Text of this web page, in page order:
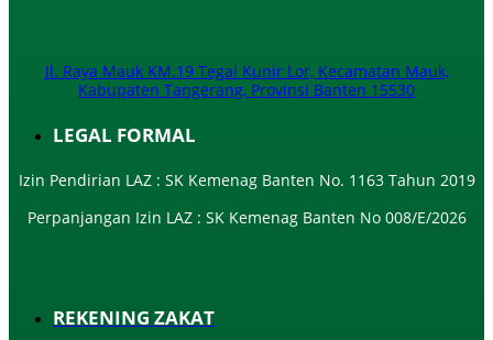
Jl. Raya Mauk KM.19 Tegal Kunir Lor, Kecamatan Mauk,
Kabupaten Tangerang, Provinsi Banten 15530
LEGAL FORMAL
Izin Pendirian LAZ : SK Kemenag Banten No. 1163 Tahun 2019
Perpanjangan Izin LAZ : SK Kemenag Banten No 008/E/2026​
REKENING ZAKAT